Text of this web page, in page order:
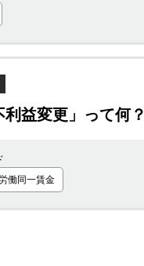
益変更」って何？
働同一賃金